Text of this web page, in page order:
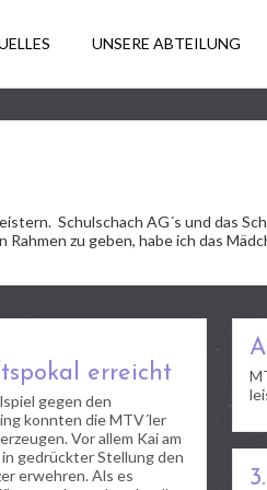
UNSERE ABTEILUNG
Schulschach AG´s und das
zu geben, habe ich das
erreicht
gegen den
konnten die MTV´ler
Vor allem Kai am
gedrückter Stellung den
erwehren. Als es